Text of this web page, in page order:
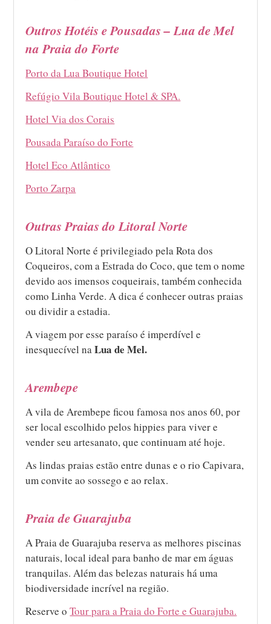
Outros Hotéis e Pousadas –Lua de Mel
na Praia do Forte
Porto da Lua Boutique Hotel
Refúgio Vila Boutique Hotel & SPA.
Hotel Via dos Corais
Pousada Paraíso do Forte
Hotel Eco Atlântico
Porto Zarpa
Outras Praias do Litoral Norte
O Litoral Norte é privilegiado pela Rota dos
Coqueiros, com a Estrada do Coco, que tem o nome
devido aos imensos coqueirais, também conhecida
como Linha Verde. A dica é conhecer outras praias
ou dividir a estadia.
A viagem por esse paraíso é imperdível e
inesquecível naLua de Mel.
Arembepe
A vila de Arembepe ficou famosa nos anos 60, por
ser local escolhido pelos hippies para viver e
vender seu artesanato, que continuam até hoje.
As lindas praias estão entre dunas e o rio Capivara,
um convite ao sossego e ao relax.
Praia de Guarajuba
A Praia de Guarajuba reserva as melhores piscinas
naturais, local ideal para banho de mar em águas
tranquilas. Além das belezas naturais há uma
biodiversidade incrível na região.
Reserve oTour para a Praia do Forte e Guarajuba.